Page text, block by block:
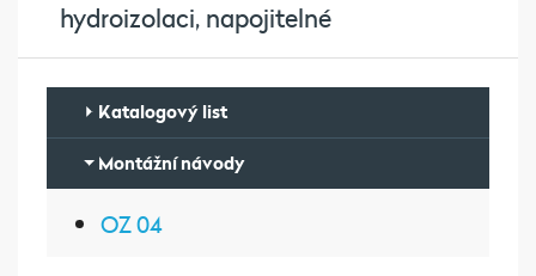
hydroizolaci, napojitelné
Katalogový list
Montážní návody
OZ 04